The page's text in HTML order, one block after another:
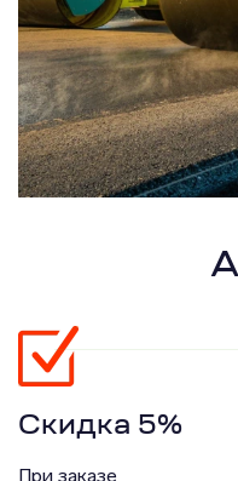
Скидка 5%
При заказе